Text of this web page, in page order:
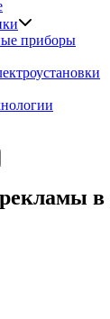
приборы